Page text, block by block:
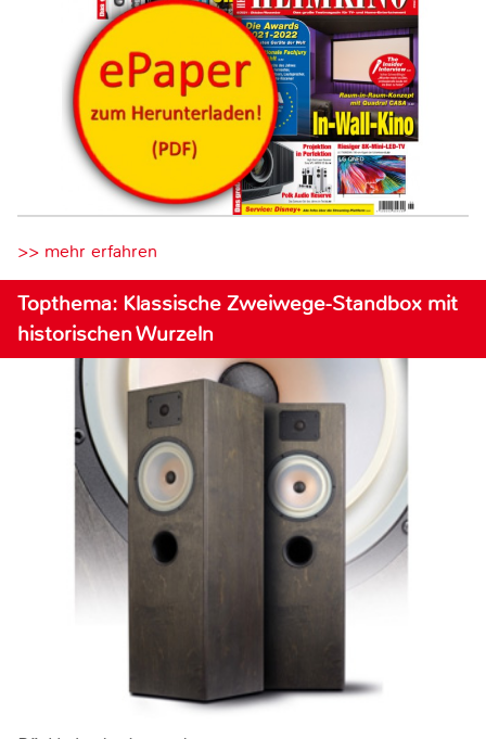
>> mehr erfahren
Topthema: Klassische Zweiwege-Standbox mit
historischen Wurzeln